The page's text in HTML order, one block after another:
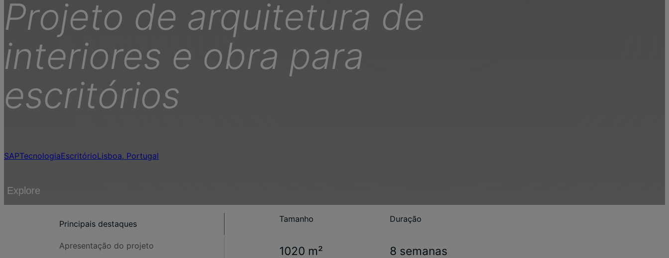
Projeto de arquitetura de
interiores e obra para
escritórios
SAPTecnologiaEscritórioLisboa, Portugal
Explore
Principais destaques
Apresentação do projeto
Tamanho
1020 m²
Duração
8 semanas